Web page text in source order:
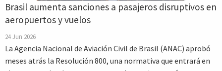
Brasil aumenta sanciones a pasajeros disruptivos en
aeropuertos y vuelos
24 Jun 2026
La Agencia Nacional de Aviación Civil de Brasil (ANAC) aprobó
meses atrás la Resolución 800, una normativa que entrará en